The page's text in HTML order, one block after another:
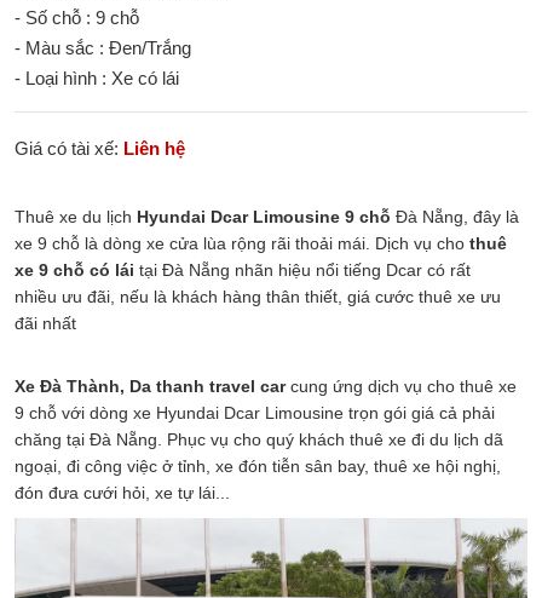
- Số chỗ : 9 chỗ
- Màu sắc : Đen/Trắng
- Loại hình : Xe có lái
Giá có tài xế: Liên hệ
Thuê xe du lịch Hyundai Dcar Limousine 9 chỗ Đà Nẵng, đây là
xe 9 chỗ là dòng xe cửa lùa rộng rãi thoải mái. Dịch vụ cho thuê
xe 9 chỗ có lái tại Đà Nẵng nhãn hiệu nổi tiếng Dcar có rất
nhiều ưu đãi, nếu là khách hàng thân thiết, giá cước thuê xe ưu
đãi nhất
Xe Đà Thành, Da thanh travel carcung ứng dịch vụ cho thuê xe
9 chỗ với dòng xe Hyundai Dcar Limousine trọn gói giá cả phải
chăng tại Đà Nẵng. Phục vụ cho quý khách thuê xe đi du lịch dã
ngoại, đi công việc ở tỉnh, xe đón tiễn sân bay, thuê xe hội nghị,
đón đưa cưới hỏi, xe tự lái...